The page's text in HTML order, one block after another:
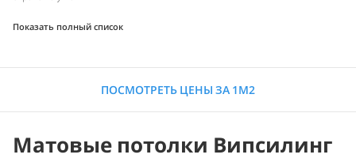
Показать полный список
ПОСМОТРЕТЬ ЦЕНЫ ЗА 1М2
Матовые потолки Випсилинг